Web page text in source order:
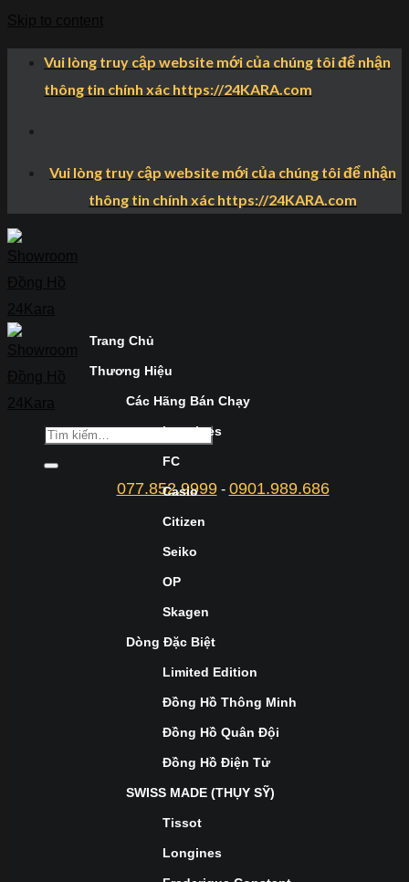
Vui lòng truy cập website mới của chúng tôi để nhận
thông tin chính xác https://24KARA.com
Vui lòng truy cập website mới của chúng tôi để nhận
thông tin chính xác https://24KARA.com
077.852.9999- 0901.989.686
Trang Chủ
Thương Hiệu
Các Hãng Bán Chạy
Longines
FC
Casio
Citizen
Seiko
OP
Skagen
Dòng Đặc Biệt
Limited Edition
Đồng Hồ Thông Minh
Đồng Hồ Quân Đội
Đồng Hồ Điện Tử
SWISS MADE (THỤY SỸ)
Tissot
Longines